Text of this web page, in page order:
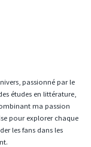
passionné par le
études en littérature,
ma passion
pour explorer chaque
les fans dans les